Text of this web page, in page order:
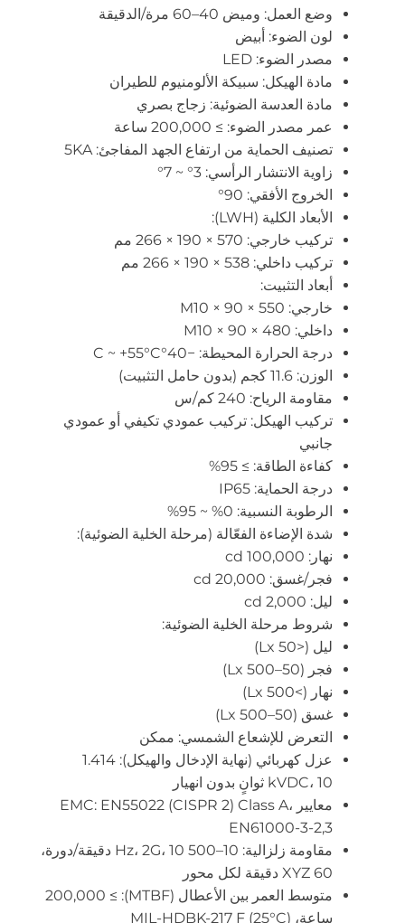
وضع العمل: وميض 40–60 مرة/الدقيقة
لون الضوء: أبيض
مصدر الضوء: LED
مادة الهيكل: سبيكة الألومنيوم للطيران
مادة العدسة الضوئية: زجاج بصري
عمر مصدر الضوء: ≥ 200,000 ساعة
تصنيف الحماية من ارتفاع الجهد المفاجئ: 5KA
زاوية الانتشار الرأسي: 3° ~ 7°
الخروج الأفقي: 90°
الأبعاد الكلية (LWH):
تركيب خارجي: 570 × 190 × 266 مم
تركيب داخلي: 538 × 190 × 266 مم
أبعاد التثبيت:
خارجي: 550 × 90 × M10
داخلي: 480 × 90 × M10
درجة الحرارة المحيطة: −40°C ~ +55°C
الوزن: 11.6 كجم (بدون حامل التثبيت)
مقاومة الرياح: 240 كم/س
تركيب الهيكل: تركيب عمودي تكيفي أو عمودي
جانبي
كفاءة الطاقة: ≥ 95%
درجة الحماية: IP65
الرطوبة النسبية: 0% ~ 95%
شدة الإضاءة الفعّالة (مرحلة الخلية الضوئية):
نهار: 100,000 cd
فجر/غسق: 20,000 cd
ليل: 2,000 cd
شروط مرحلة الخلية الضوئية:
ليل (<50 Lx)
فجر (50–500 Lx)
نهار (>500 Lx)
غسق (50–500 Lx)
التعرض للإشعاع الشمسي: ممكن
عزل كهربائي (نهاية الإدخال والهيكل): 1.414
kVDC، 10 ثوانٍ بدون انهيار
معايير EMC: EN55022 (CISPR 2) Class A،
EN61000-3-2,3
مقاومة زلزالية: 10–500 Hz، 2G، 10 دقيقة/دورة،
XYZ 60 دقيقة لكل محور
متوسط العمر بين الأعطال (MTBF): ≥ 200,000
ساعة، MIL-HDBK-217 F (25°C)